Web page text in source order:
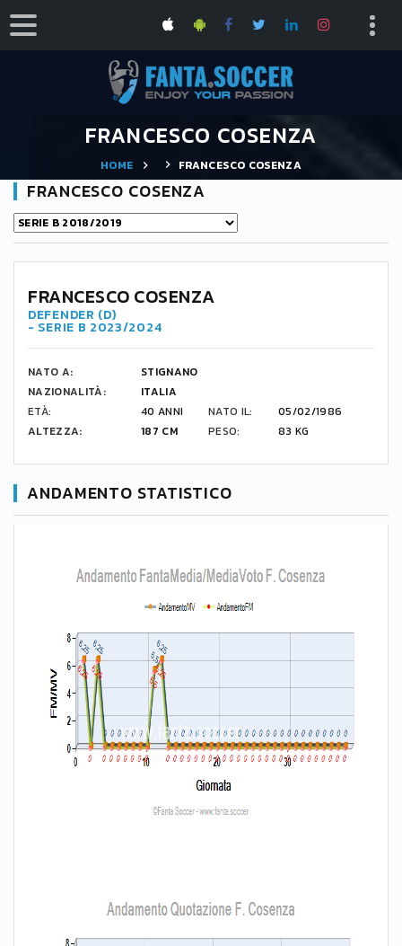
FRANCESCO COSENZA
HOME FRANCESCO COSENZA
FRANCESCO COSENZA
FRANCESCO COSENZA
DEFENDER (D)
- SERIE B 2023/2024
NATO A:
STIGNANO
NAZIONALITÀ:
ITALIA
ETÀ:
40 ANNI NATO IL:
05/02/1986
ALTEZZA:
187 CM PESO: 83 KG
ANDAMENTO STATISTICO